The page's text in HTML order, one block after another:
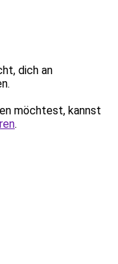
dich an
möchtest, kannst
.